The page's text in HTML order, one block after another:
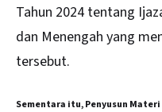
Tahun 2024 tentang
dan Menengah yang
tersebut.
Sementara itu, Penyusun